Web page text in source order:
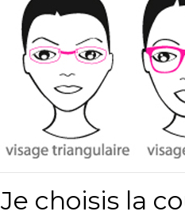
Je choisis la